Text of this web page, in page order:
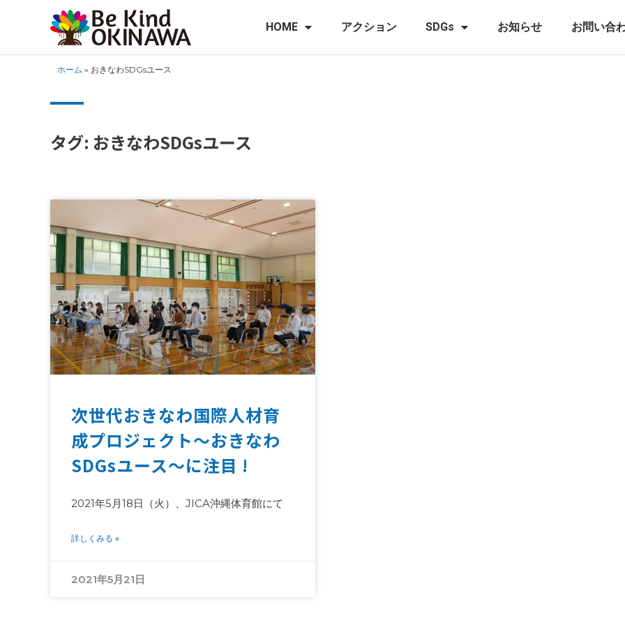
HOME アクション SDGs お知らせ お問い合
ホーム » おきなわSDGsユース
タグ: おきなわSDGsユース
次世代おきなわ国際人材育
成プロジェクト～おきなわ
SDGsユース～に注目 !
2021年5月18日（火）、JICA沖縄体育館にて
詳しくみる »
2021年5月21日